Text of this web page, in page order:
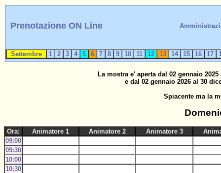
Prenotazione ON Line
Settembre 1 2 3 4 5 6 7 8 9 10 11 12 13 14 15 16 17
La mostra e' aperta dal 02 gennaio
e dal 02 gennaio 2026 al 30
Spiacente ma la
Ora: Animatore 1 Animatore 2 Animatore 3
09:00
09:30
10:00
10:30